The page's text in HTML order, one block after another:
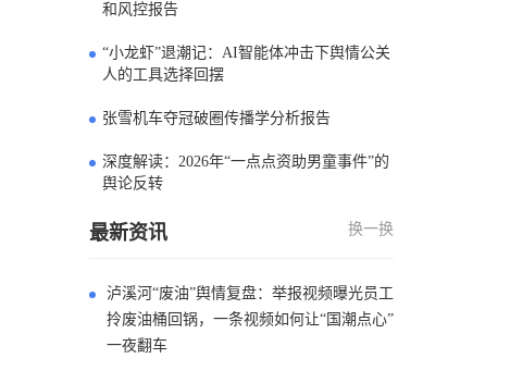
和风控报告
“小龙虾”退潮记：AI智能体冲击下舆情公关
人的工具选择回摆
张雪机车夺冠破圈传播学分析报告
深度解读：2026年“一点点资助男童事件”的
舆论反转
最新资讯 换一换
泸溪河“废油”舆情复盘：举报视频曝光员工
拎废油桶回锅，一条视频如何让“国潮点心”
一夜翻车